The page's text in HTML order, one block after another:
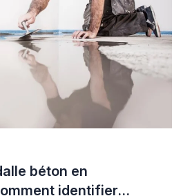
béton en
identifier